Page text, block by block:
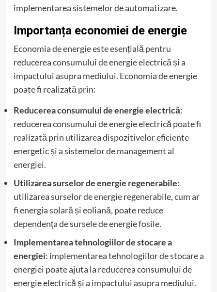
implementarea sistemelor de automatizare.
Importanța economiei de energie
Economia de energie este esențială pentru
reducerea consumului de energie electrică și a
impactului asupra mediului. Economia de energie
poate fi realizată prin:
Reducerea consumului de energie electrică:
reducerea consumului de energie electrică poate fi
realizată prin utilizarea dispozitivelor eficiente
energetic și a sistemelor de management al
energiei.
Utilizarea surselor de energie regenerabile:
utilizarea surselor de energie regenerabile, cum ar
fi energia solară și eoliană, poate reduce
dependența de sursele de energie fosile.
Implementarea tehnologiilor de stocare a
energiei: implementarea tehnologiilor de stocare a
energiei poate ajuta la reducerea consumului de
energie electrică și a impactului asupra mediului.